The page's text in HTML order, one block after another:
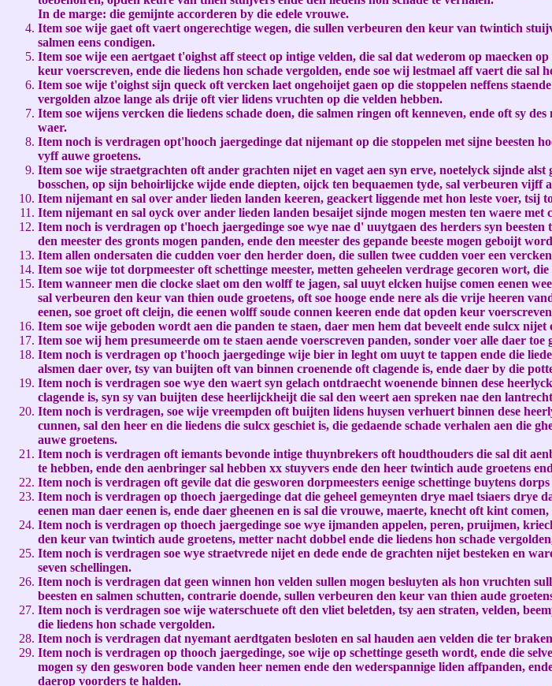
In de marge: die gemijnte accorderen by die edele vrouwe.
Item soe wije gaet oft vaert ongerechtige wegen, die sullen verbeuren den keur van twintich
salmen eens condigen.
Item soe wije een aertgaet t'oighst aff steect op intige velden, die sal dat wederom op
keur voerscreven, ende die liedens hon schade vergolden, ende soe wij lestmael aff vaert die sal
Item soe wije t'oighst sijn queck oft vercken laet ongehoijet gaen op die stoppelen neffens
vergolden alzoe lange als drije oft vier lidens vruchten op die velden hebben.
Item soe wijens vercken die liedens schade doen, die salmen ringen oft kenneven, ende oft sy
waer.
Item noch is verdragen opt'hooch jaergedinge dat nijemant op die stoppelen met sijne beesten
vyff auwe groetens.
Item soe wije straetgrachten oft ander grachten nijet en vaget aen syn erve, noetelyck sijnde
bosschen, op sijn behoirlijcke wijde ende diepten, oijck ten bequaemen tyde, sal verbeuren vijff
Item nijemant en sal over ander lieden landen keeren, geackert liggende met hon leste voer,
Item nijemant en sal oyck over ander lieden landen besaijet sijnde mogen mesten ten waere
Item noch is verdragen op t'hoech jaergedinge soe wye nae d' uuytgaen des herders syn
den meester des gronts mogen panden, ende den meester des gepande beeste mogen geboijt
Item allen ondersaten die cudden voer den herder doen, die sullen twee cudden voer een
Item soe wije tot dorpmeester oft schettinge meester, metten geheelen verdrage gecoren wort,
Item wanneer men die clocke slaet om den wolff te jagen, sal uuyt elcken huijse comen eenen
sal verbeuren den keur van thien oude groetens, oft soe hooge ende nere als die vrije heeren
eenen, soe groet oft cleijn, die eenen wolff soude connen keeren ende dat opden keur
Item soe wije geboden wordt aen die panden te staen, daer men hem dat beveelt ende sulcx
Item soe wij hem presumeerde om te staen aende voerscreven panden, sonder voer alle daer
Item noch is verdragen op t'hooch jaergedinge wije bier in leght om uuyt te tappen ende die
alsmen daer over, tsy van buijten oft van binnen croenende oft clagende is, ende daer by die
Item noch is verdragen soe wye den waert syn gelach ontdraecht woenende binnen dese
clagende is, syn sy van buijten dese heerlijckheijt die sal den weert aen spreken nae den
Item noch is verdragen, soe wije vreempden oft buijten lidens huysen verhuert binnen dese
cunnen, sal den heer en die liedens die sulcx geschiet is, die gedaende schade verhalen aen
auwe groetens.
Item noch is verdragen oft iemants bevonde intige thuynbrekers oft houdthouders die sal dit
te hebben, ende den aenbringer sal hebben xx stuyvers ende den heer twintich aude groetens
Item noch is verdragen oft gevile dat die gesworen dorpmeesters eenige schettinge buytens
Item noch is verdragen op thoech jaergedinge dat die geheel gemeynten drye mael tsiaers drye
eenen man daer eenen is, ende daer gheenen en is sal die vrouwe, maerte, knecht oft kint
Item noch is verdragen op thoech jaergedinge soe wye ijmanden appelen, peren, pruijmen,
den keur van twintich aude groetens, metter nacht dobbel ende die liedens hon schade
Item noch is verdragen soe wye straetvrede nijet en dede ende de grachten nijet besteken en
seven schellingen.
Item noch is verdragen dat geen winnen hon velden sullen mogen besluyten als hon vruchten
beesten en salmen schutten, contrarie doende, sullen verbeuren den keur van thien aude
Item noch is verdragen soe wije waterschuete oft den vliet beletden, tsy aen straten, velden,
die liedens hon schade vergolden.
Item noch is verdragen dat nyemant aerdtgaten besloten en sal hauden aen velden die ter
Item noch is verdragen op thooch jaergedinge, soe wije op schettinge geseth wordt, ende die
mogen sy den gesworen bode vanden heer nemen ende den wederspannige liden affpanden,
daerop voorders te halden.